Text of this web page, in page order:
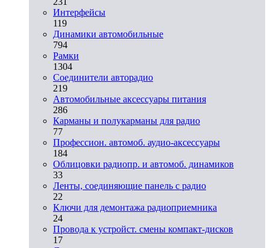
Интерфейсы
119
Динамики автомобильные
794
Рамки
1304
Соединители авторадио
219
Автомобильные аксессуары питания
286
Карманы и полукарманы для радио
77
Профессион. автомоб. аудио-аксессуары
184
Облицовки радиопр. и автомоб. динамиков
33
Ленты, соединяющие панель с радио
22
Ключи для демонтажа радиоприемника
24
Провода к устройст. смены компакт-дисков
17